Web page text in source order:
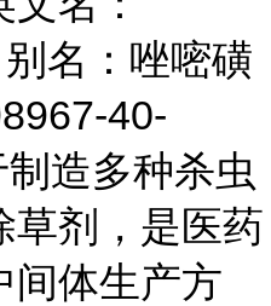
名：唑嘧磺
40-
造多种杀虫
草剂，是医药
间体生产方